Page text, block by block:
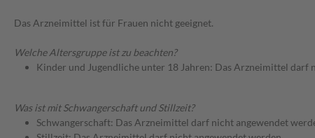
Das Arzneimittel ist für Frauen nicht geeignet.
Welche Altersgruppe ist zu beachten?
Kinder und Jugendliche unter 18 Jahren: Das Arzneimittel darf
Was ist mit Schwangerschaft und Stillzeit?
Schwangerschaft: Das Arzneimittel darf nicht angewendet